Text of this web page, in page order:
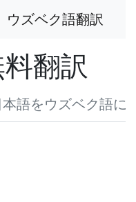
ウズベク語翻訳
翻訳
語をウズベク語に